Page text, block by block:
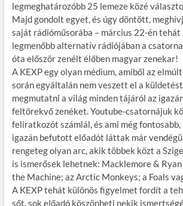
legmeghatározóbb 25 lemeze közé
Majd gondolt egyet, és úgy döntött,
saját rádióműsorába – március 22-én tehát
legmenőbb alternatív rádiójában a
óta először zenélt élőben magyar zenekar!
A KEXP egy olyan médium, amiből az
során egyáltalán nem veszett el a
megmutatni a világ minden tájáról az
feltörekvő zenéket. Youtube-csatornájuk
feliratkozót számlál, és ami még
igazán befutott előadót láttak már
rengeteg olyan arc, akik többek közt a
is ismerősek lehetnek: Macklemore &
the Machine; az Arctic Monkeys; a Foals
A KEXP tehát különös figyelmet fordít a
sőt, sok előadó köszönheti nekik